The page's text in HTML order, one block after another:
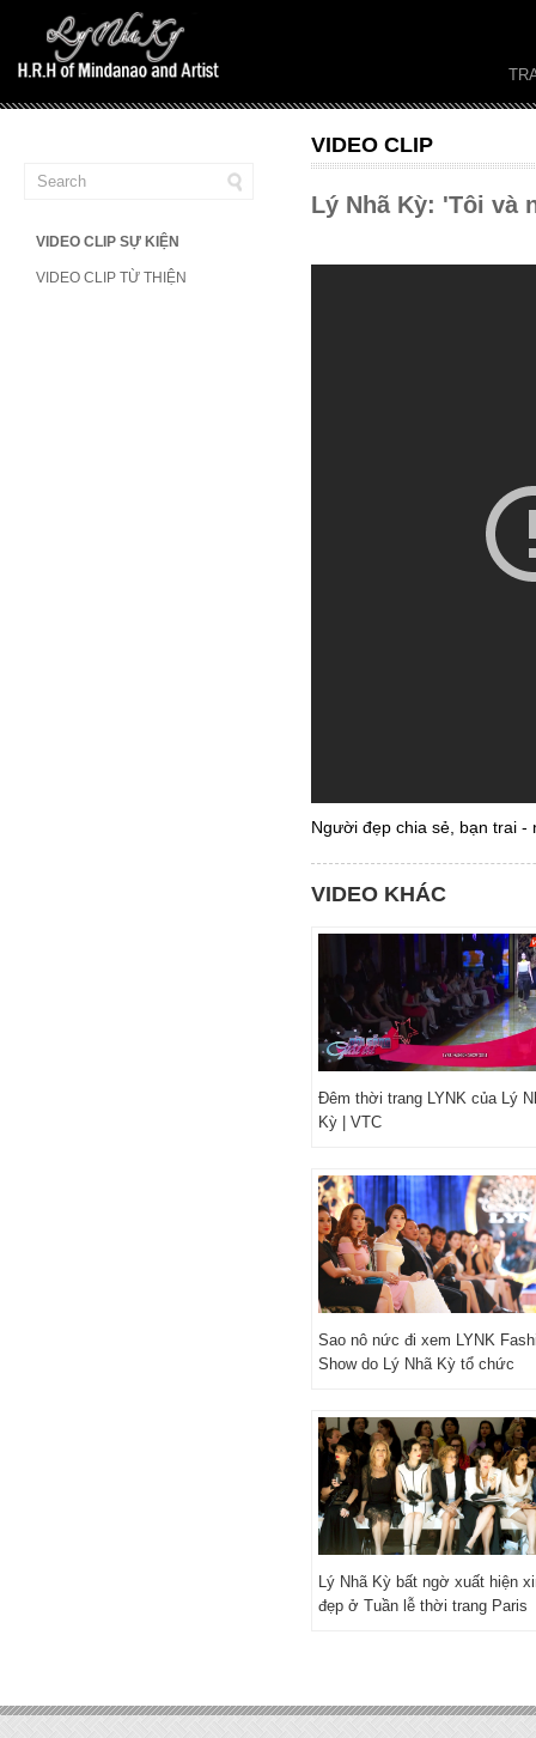
VIDEO CLIP SỰ KIỆN
VIDEO CLIP TỪ THIỆN
VIDEO CLIP
Lý Nhã Kỳ: 'Tôi và
Người đẹp chia sẻ, bạn trai
VIDEO KHÁC
Đêm thời trang LYNK của Lý
Kỳ | VTC
Sao nô nức đi xem LYNK
Show do Lý Nhã Kỳ tổ chức
Lý Nhã Kỳ bất ngờ xuất hiện
đẹp ở Tuần lễ thời trang Paris